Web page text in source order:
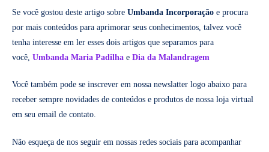
Se você gostou deste artigo sobre Umbanda Incorporação e procura
por mais conteúdos para aprimorar seus conhecimentos, talvez você
tenha interesse em ler esses dois artigos que separamos para
você, Umbanda Maria Padilha e Dia da Malandragem
Você também pode se inscrever em nossa newslatter logo abaixo para
receber sempre novidades de conteúdos e produtos de nossa loja virtual
em seu email de contato.
Não esqueça de nos seguir em nossas redes sociais para acompanhar